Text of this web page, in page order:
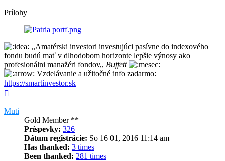
Prílohy
,,Amatérski investori investujúci pasívne do indexového
fondu budú mať v dlhodobom horizonte lepšie výnosy ako
profesionálni manažéri fondov,, Buffett
Vzdelávanie a užitočné info zadarmo:
https://smartinvestor.sk
Muti
Gold Member **
Príspevky: 326
Dátum registrácie: So 16 01, 2016 11:14 am
Has thanked: 3 times
Been thanked: 281 times